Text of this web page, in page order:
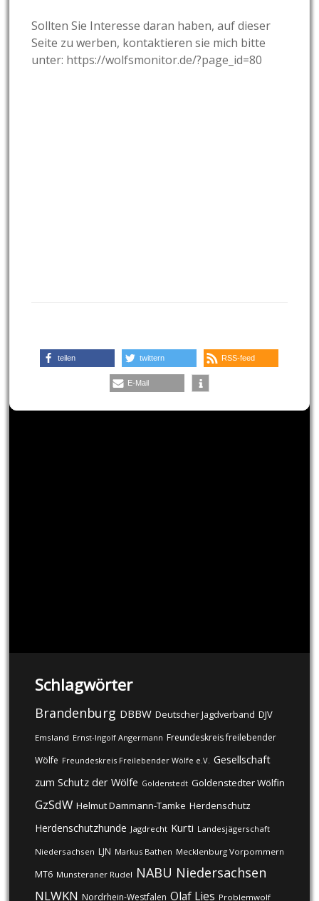
Sollten Sie Interesse daran haben, auf dieser
Seite zu werben, kontaktieren sie mich bitte
unter: https://wolfsmonitor.de/?page_id=80
teilen twittern RSS-feed
E-Mail
Schlagwörter
Brandenburg DBBW Deutscher Jagdverband DJV
Emsland Ernst-Ingolf Angermann Freundeskreis freilebender
Wölfe Freundeskreis Freilebender Wölfe e.V. Gesellschaft
zum Schutz der Wölfe Goldenstedt Goldenstedter Wölfin
GzSdW Helmut Dammann-Tamke Herdenschutz
Herdenschutzhunde Jagdrecht Kurti Landesjägerschaft
Niedersachsen LJN Markus Bathen Mecklenburg Vorpommern
MT6 Munsteraner Rudel NABU Niedersachsen
NLWKN Nordrhein-Westfalen Olaf Lies Problemwolf